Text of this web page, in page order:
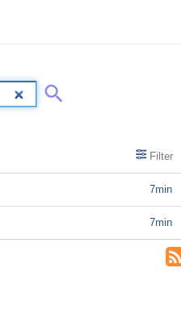
Filter
7min
7min